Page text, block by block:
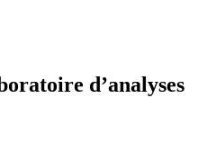
d’analyses